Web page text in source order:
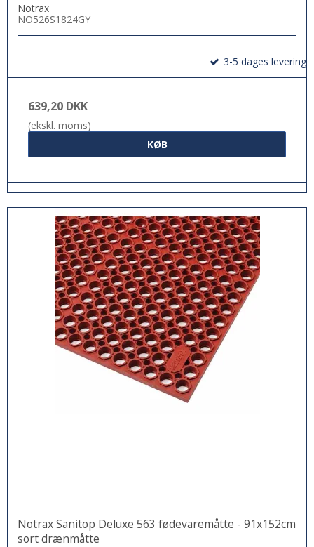
Notrax
NO526S1824GY
3-5 dages levering
639,20 DKK
(ekskl. moms)
KØB
Notrax Sanitop Deluxe 563 fødevaremåtte - 91x152cm
sort drænmåtte